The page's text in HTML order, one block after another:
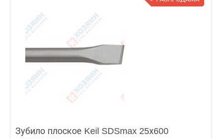
Зубило плоское Keil SDSmax 25х600